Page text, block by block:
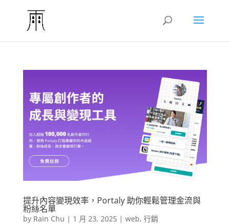
提升內容變現效率，Portaly 助你輕鬆管理金流與
粉絲名單
by Rain Chu | 1 月 23, 2025| web, 行銷